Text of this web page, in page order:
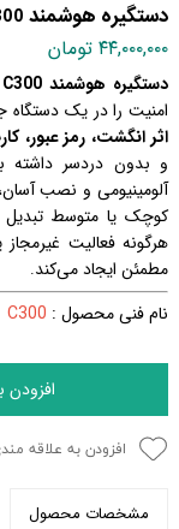
دستگیره هوشمند Infinity C300
۴۴,۰۰۰,۰۰۰ تومان
دستگیره هوشمند Infinity C300
امنیت را در یک
اثر انگشت، رمز عبور،
و بدون دردسر داشته
کوچک یا متوسط تبدیل
هرگونه فعالیت
مطمئن ایجاد می‌کند.
نام فنی محصول :
افزودن
افزودن به علاقه
مشخصات محصول